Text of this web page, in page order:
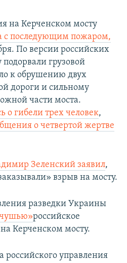
на Керченском мосту
с последующим пожаром,
По версии российских
подорвали грузовой
к обрушению двух
дороги и сильному
части моста.
о гибели трех человек,
о четвертой жертве
Зеленский заявил,
взрыв на мосту.
разведки Украины
российское
на Керченском мосту.
российского управления